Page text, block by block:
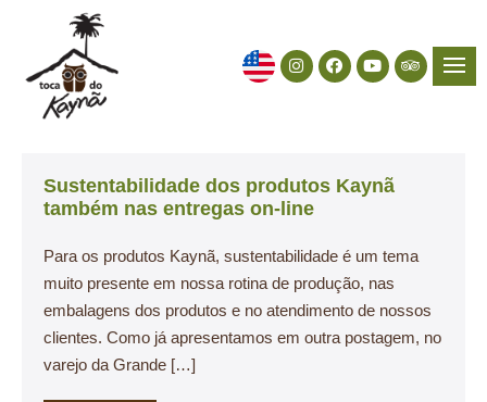
Sustentabilidade dos produtos Kaynã
também nas entregas on-line
Para os produtos Kaynã, sustentabilidade é um tema
muito presente em nossa rotina de produção, nas
embalagens dos produtos e no atendimento de nossos
clientes. Como já apresentamos em outra postagem, no
varejo da Grande […]